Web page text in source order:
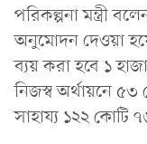
পরিকল্পনা মন্ত্রী
অনুমোদন দেওয়া
ব্যয় করা হবে ১
নিজস্ব অর্থায়নে
সাহায্য ১২২ কোটি